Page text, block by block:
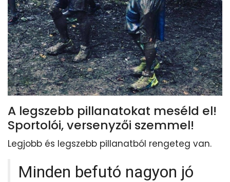
A legszebb pillanatokat meséld el!
Sportolói, versenyzői szemmel!
Legjobb és legszebb pillanatból rengeteg van.
Minden befutó nagyon jó